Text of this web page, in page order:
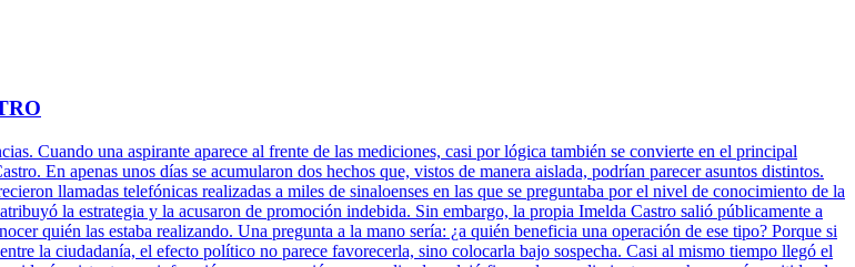
Cuando una aspirante aparece al frente de las mediciones, casi por lógica también se convierte en el principal
En apenas unos días se acumularon dos hechos que, vistos de manera aislada, podrían parecer asuntos distintos.
llamadas telefónicas realizadas a miles de sinaloenses en las que se preguntaba por el nivel de conocimiento de la
la estrategia y la acusaron de promoción indebida. Sin embargo, la propia Imelda Castro salió públicamente a
quién las estaba realizando. Una pregunta a la mano sería: ¿a quién beneficia una operación de ese tipo? Porque si
la ciudadanía, el efecto político no parece favorecerla, sino colocarla bajo sospecha. Casi al mismo tiempo llegó el